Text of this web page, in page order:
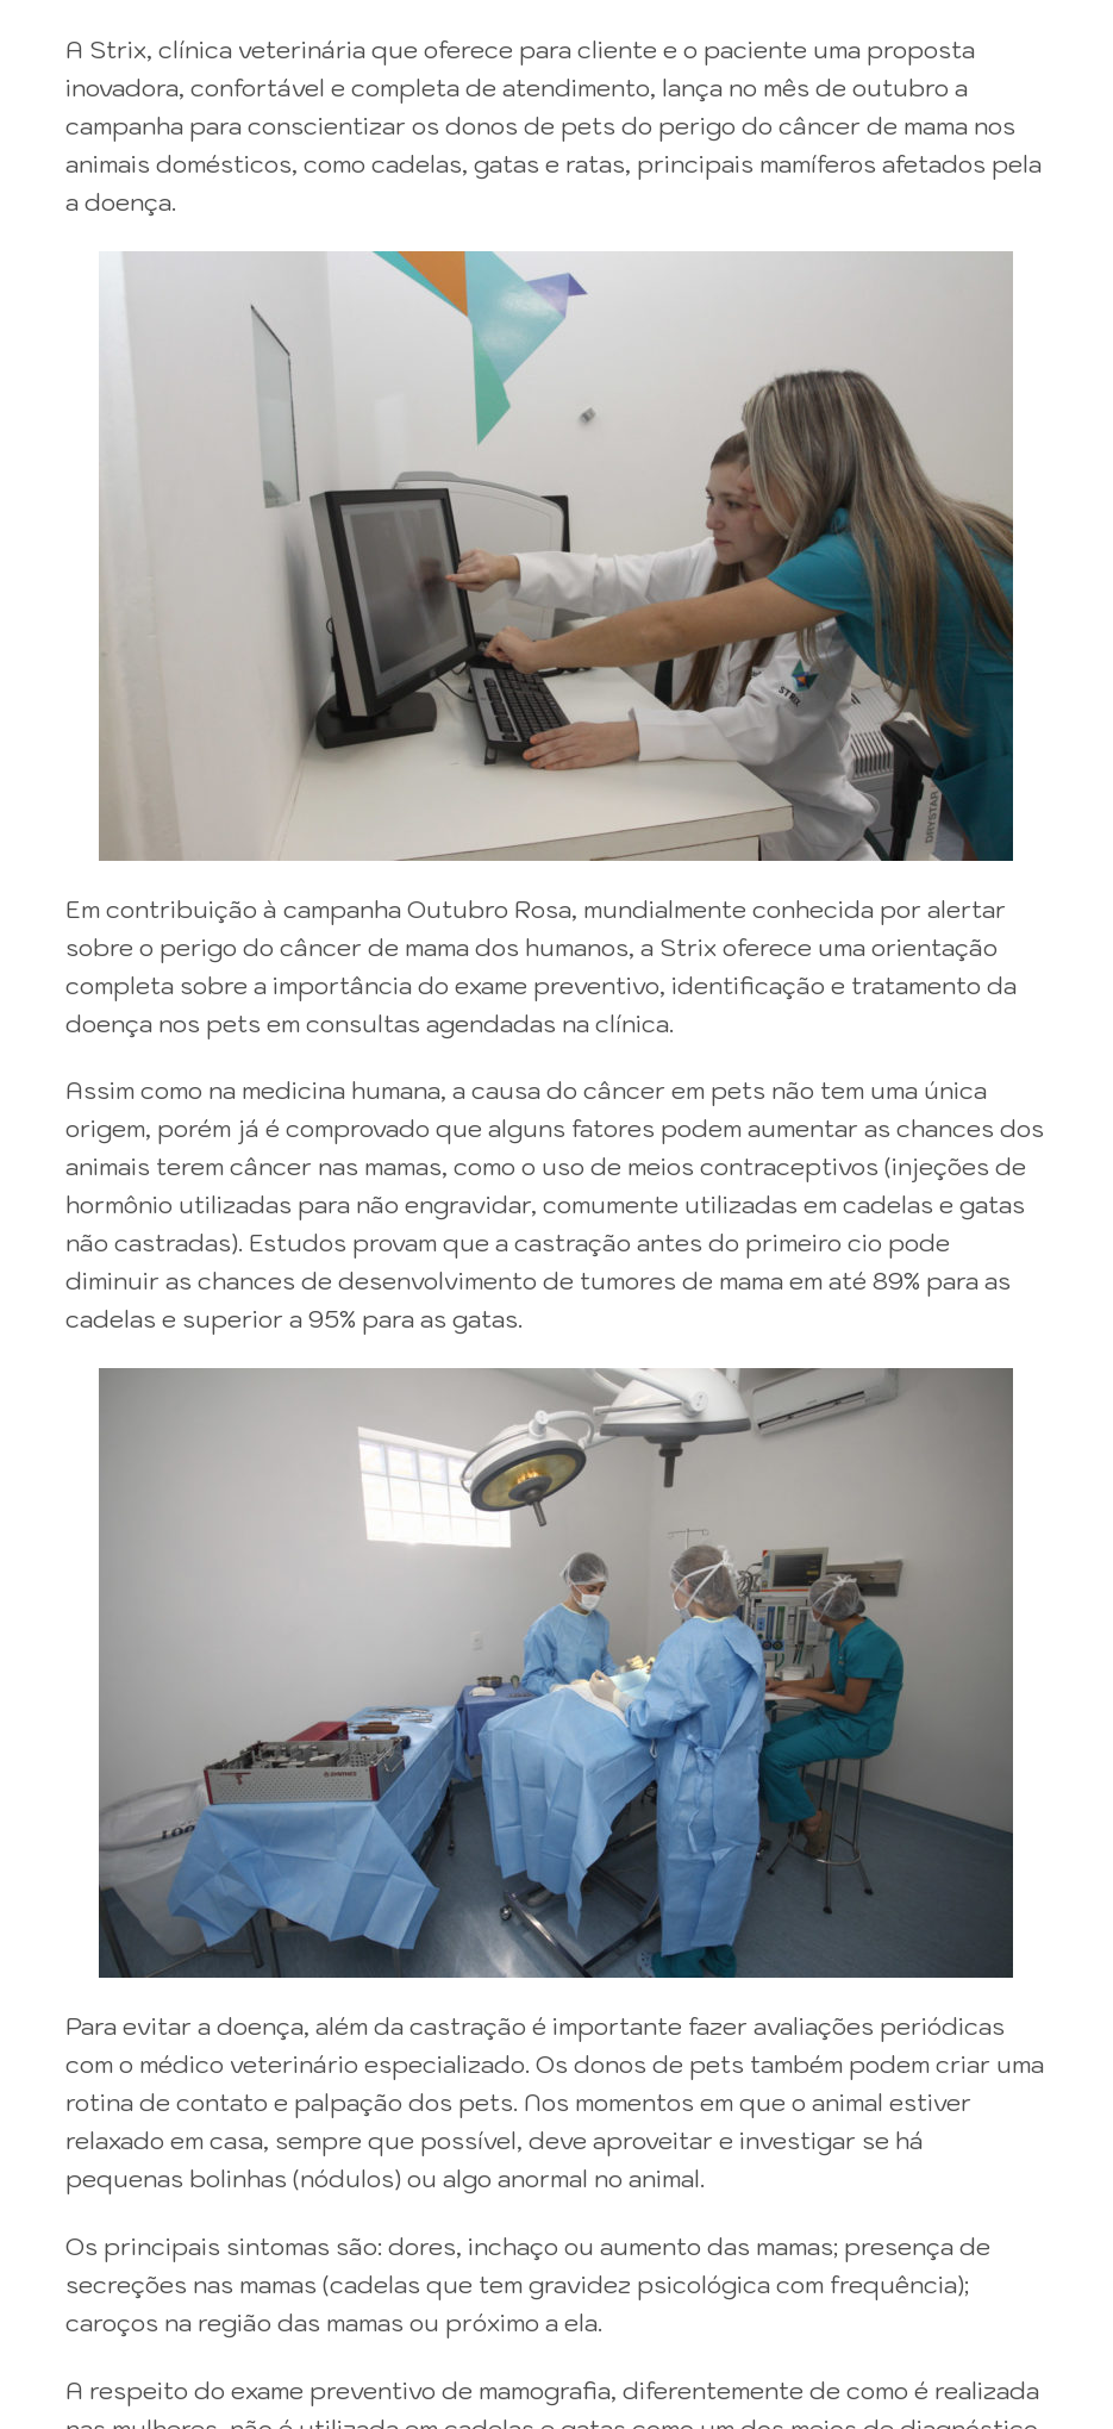
A Strix, clínica veterinária que oferece para cliente e o paciente uma proposta
inovadora, confortável e completa de atendimento, lança no mês de outubro a
campanha para conscientizar os donos de pets do perigo do câncer de mama nos
animais domésticos, como cadelas, gatas e ratas, principais mamíferos afetados pela
a doença.
Em contribuição à campanha Outubro Rosa, mundialmente conhecida por alertar
sobre o perigo do câncer de mama dos humanos, a Strix oferece uma orientação
completa sobre a importância do exame preventivo, identificação e tratamento da
doença nos pets em consultas agendadas na clínica.
Assim como na medicina humana, a causa do câncer em pets não tem uma única
origem, porém já é comprovado que alguns fatores podem aumentar as chances dos
animais terem câncer nas mamas, como o uso de meios contraceptivos (injeções de
hormônio utilizadas para não engravidar, comumente utilizadas em cadelas e gatas
não castradas). Estudos provam que a castração antes do primeiro cio pode
diminuir as chances de desenvolvimento de tumores de mama em até 89% para as
cadelas e superior a 95% para as gatas.
Para evitar a doença, além da castração é importante fazer avaliações periódicas
com o médico veterinário especializado. Os donos de pets também podem criar uma
rotina de contato e palpação dos pets. Nos momentos em que o animal estiver
relaxado em casa, sempre que possível, deve aproveitar e investigar se há
pequenas bolinhas (nódulos) ou algo anormal no animal.
Os principais sintomas são: dores, inchaço ou aumento das mamas; presença de
secreções nas mamas (cadelas que tem gravidez psicológica com frequência);
caroços na região das mamas ou próximo a ela.
A respeito do exame preventivo de mamografia, diferentemente de como é realizada